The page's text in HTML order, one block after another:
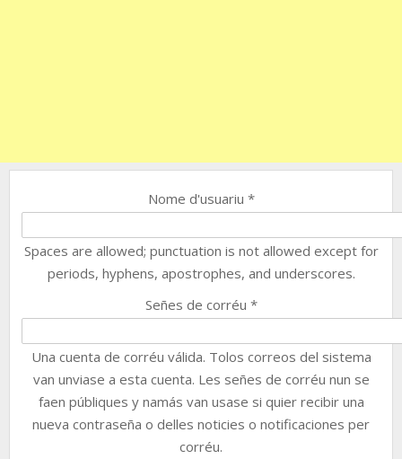
Nome d'usuariu *
Spaces are allowed; punctuation is not allowed except for
periods, hyphens, apostrophes, and underscores.
Señes de corréu *
Una cuenta de corréu válida. Tolos correos del sistema
van unviase a esta cuenta. Les señes de corréu nun se
faen públiques y namás van usase si quier recibir una
nueva contraseña o delles noticies o notificaciones per
corréu.